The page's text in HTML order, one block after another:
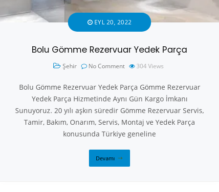
EYL 20, 2022
Bolu Gömme Rezervuar Yedek Parça
Şehir No Comment 304Views
Bolu Gömme Rezervuar Yedek Parça Gömme Rezervuar
Yedek Parça Hizmetinde Aynı Gün Kargo İmkanı
Sunuyoruz. 20 yılı aşkın süredir Gömme Rezervuar Servis,
Tamir, Bakım, Onarım, Servis, Montaj ve Yedek Parça
konusunda Türkiye geneline
Devamı